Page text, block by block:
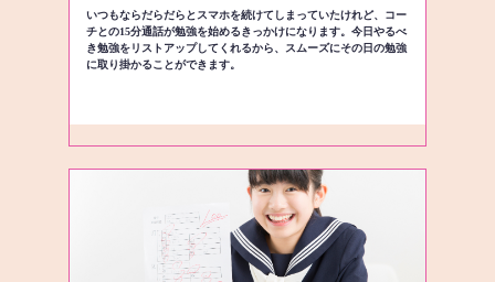
いつもならだらだらとスマホを続けてしまっていたけれど、コー
チとの15分通話が勉強を始めるきっかけになります。今日やるべ
き勉強をリストアップしてくれるから、スムーズにその日の勉強
に取り掛かることができます。